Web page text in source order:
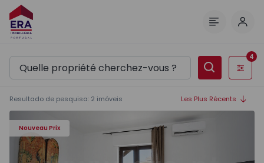
Filtres
4
Resultado de pesquisa: 2 imóveis Les Plus Récents
Nouveau Prix
- 1561019 - 11
Appartement T2 com Meublé Portimão, Zona Ribeirinha